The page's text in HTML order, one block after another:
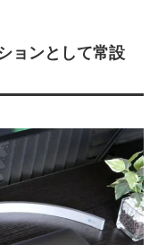
ョンとして常設